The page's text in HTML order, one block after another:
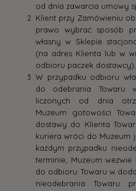
od dnia zawarcia umowy
Klient przy Zamówieniu
prawo wybrać sposób
własny w Sklepie
(na adres Klienta lub w
odbioru paczek dostawcy).
W przypadku odbioru
do odebrania Towaru
liczonych od dnia
Muzeum gotowości
dostawy do Klienta
kuriera wróci do Muzeum
każdym przypadku
terminie, Muzeum
do odbioru Towaru w
nieodebrania Towaru